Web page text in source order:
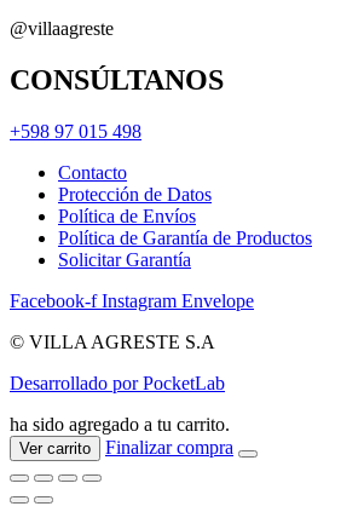
@villaagreste
CONSÚLTANOS
+598 97 015 498
Contacto
Protección de Datos
Política de Envíos
Política de Garantía de Productos
Solicitar Garantía
Facebook-f Instagram Envelope
© VILLA AGRESTE S.A
Desarrollado por PocketLab
ha sido agregado a tu carrito.
Ver carrito Finalizar compra